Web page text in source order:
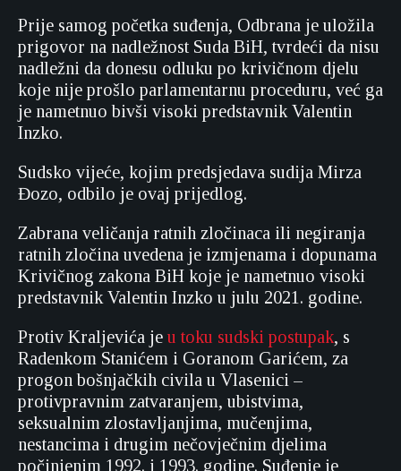
Prije samog početka suđenja, Odbrana je uložila
prigovor na nadležnost Suda BiH, tvrdeći da nisu
nadležni da donesu odluku po krivičnom djelu
koje nije prošlo parlamentarnu proceduru, već ga
je nametnuo bivši visoki predstavnik Valentin
Inzko.
Sudsko vijeće, kojim predsjedava sudija Mirza
Đozo, odbilo je ovaj prijedlog.
Zabrana veličanja ratnih zločinaca ili negiranja
ratnih zločina uvedena je izmjenama i dopunama
Krivičnog zakona BiH koje je nametnuo visoki
predstavnik Valentin Inzko u julu 2021. godine.
Protiv Kraljevića je u toku sudski postupak, s
Radenkom Stanićem i Goranom Garićem, za
progon bošnjačkih civila u Vlasenici –
protivpravnim zatvaranjem, ubistvima,
seksualnim zlostavljanjima, mučenjima,
nestancima i drugim nečovječnim djelima
počinjenim 1992. i 1993. godine. Suđenje je